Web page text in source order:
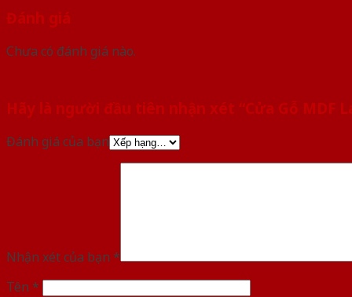
Đánh giá
Chưa có đánh giá nào.
Hãy là người đầu tiên nhận xét “Cửa Gỗ MDF
Đánh giá của bạn
Nhận xét của bạn *
Tên *